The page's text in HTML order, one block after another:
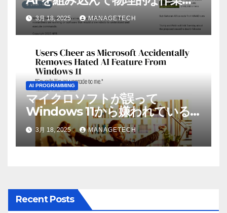
実行させている | ノーザン パブ
リック ラジオ: WNIJ および
WNIU
3月 18, 2025 MANAGETECH
AI PROGRAMMING
マイクロソフトが誤って
Windows 11から嫌われている
AI機能を削除したことにユーザ
ーが歓喜
3月 18, 2025 MANAGETECH
Recent Posts